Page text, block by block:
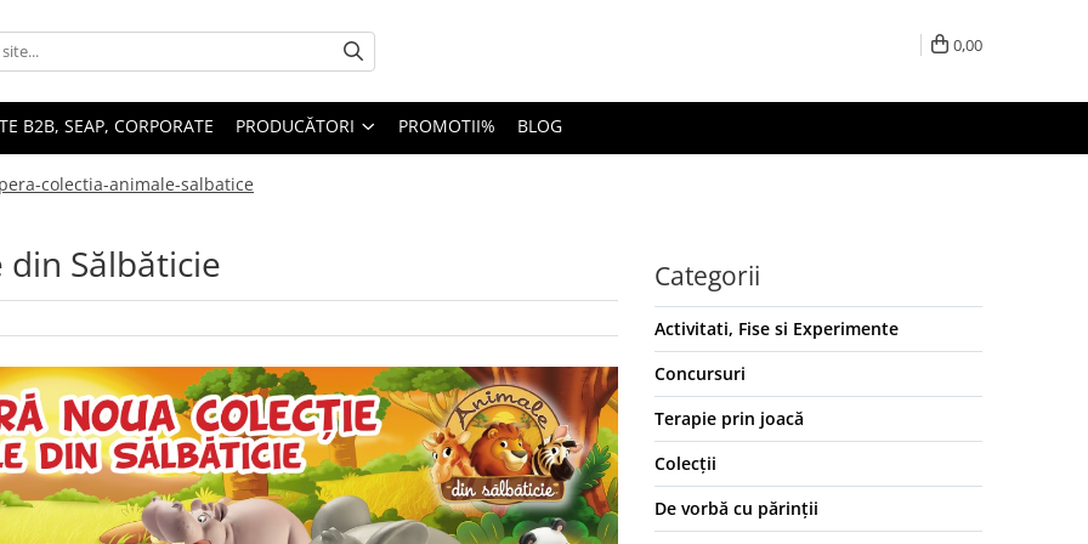
0,00
B2B, SEAP, CORPORATE PRODUCĂTORI PROMOTII% BLOG
colectia-animale-salbatice
Sălbăticie Categorii
Activitati, Fise si Experimente
Concursuri
Terapie prin joacă
Colecții
De vorbă cu părinții